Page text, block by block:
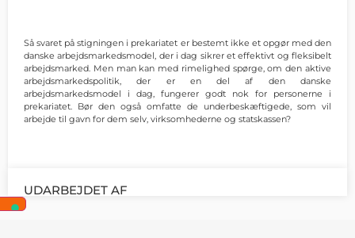
Så svaret på stigningen i prekariatet er bestemt ikke et opgør med den
danske arbejdsmarkedsmodel, der i dag sikrer et effektivt og fleksibelt
arbejdsmarked. Men man kan med rimelighed spørge, om den aktive
arbejdsmarkedspolitik, der er en del af den danske
arbejdsmarkedsmodel i dag, fungerer godt nok for personerne i
prekariatet. Bør den også omfatte de underbeskæftigede, som vil
arbejde til gavn for dem selv, virksomhederne og statskassen?
UDARBEJDET AF